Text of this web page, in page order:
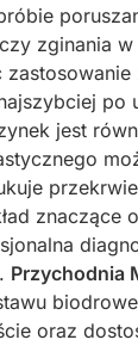
zginania
po
jest
znaczące
Przychodnia
oraz